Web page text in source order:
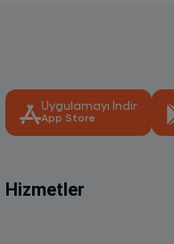
Uygulamayı İndir
App Store
Hizmetler